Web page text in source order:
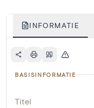
INFORMATIE
BASISINFORMATIE
Titel